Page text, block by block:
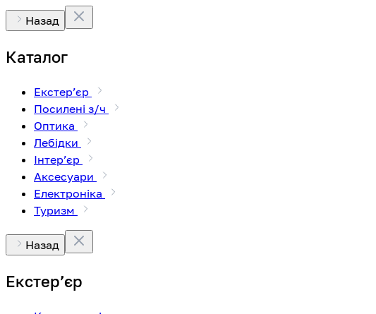
Назад
Каталог
Екстерʼєр
Посилені з/ч
Оптика
Лебідки
Інтерʼєр
Аксесуари
Електроніка
Туризм
Назад
Екстерʼєр